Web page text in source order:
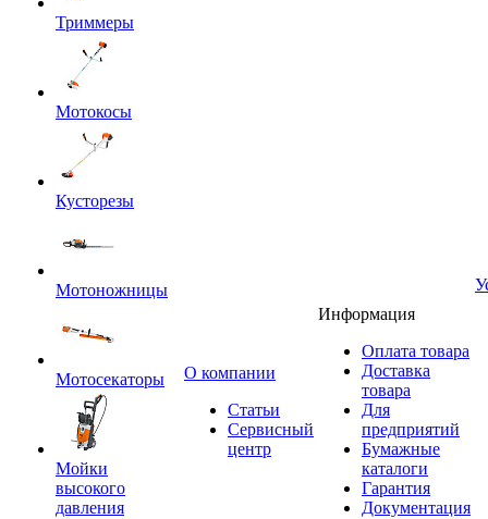
Триммеры
Мотокосы
Кусторезы
Мотоножницы
Мотосекаторы
Мойки
высокого
давления
O компании
Статьи
Сервисный
центр
Информация
Оплата товара
Доставка
товара
Для
предприятий
Бумажные
каталоги
Гарантия
Документация